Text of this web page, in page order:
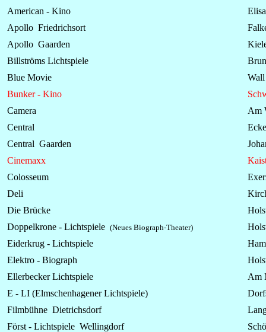
American - Kino
Apollo Friedrichsort
Apollo Gaarden
Billströms Lichtspiele
Blue Movie
Bunker - Kino
Camera
Am
Central
Central Gaarden
Cinemaxx
Colosseum
Deli
Die Brücke
Doppelkrone - Lichtspiele (Neues Biograph-Theater)
Eiderkrug - Lichtspiele
Elektro - Biograph
EllerbeckerLichtspiele
Am
E - LI (ElmschenhagenerLichtspiele)
Filmbühne Dietrichsdorf
Först - Lichtspiele Wellingdorf